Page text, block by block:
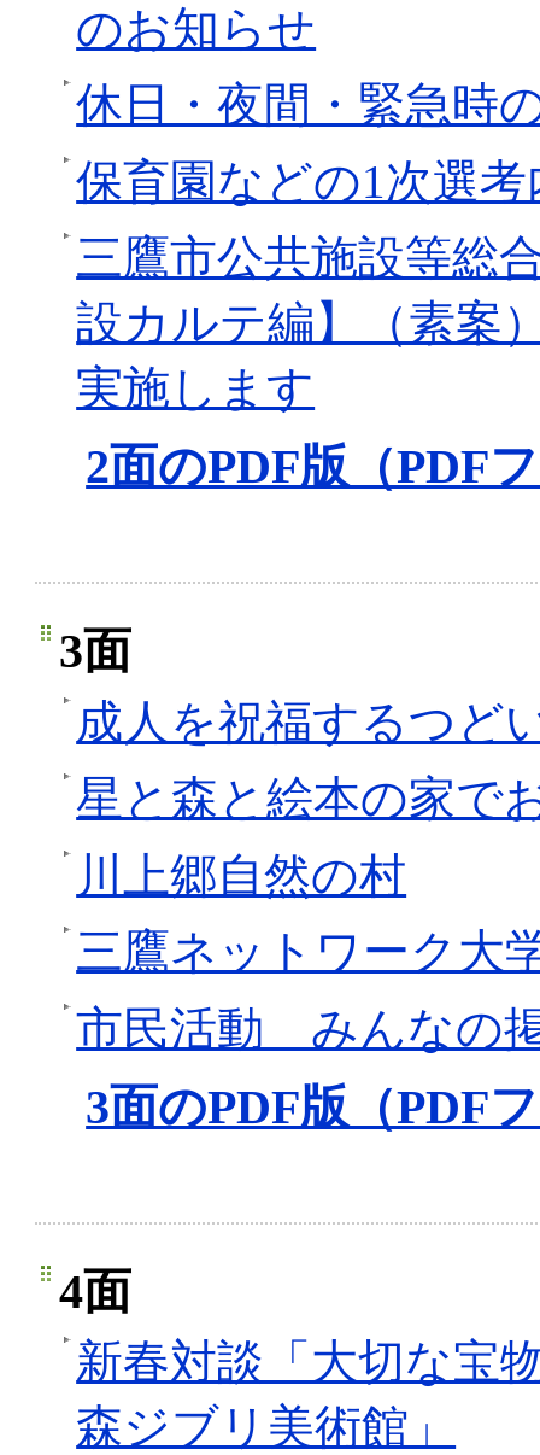
のお知らせ
休日・夜間・緊急時
保育園などの1次選
三鷹市公共施設等総
設カルテ編】（素案
実施します
2面のPDF版（PDF
3面
成人を祝福するつど
星と森と絵本の家で
川上郷自然の村
三鷹ネットワーク大
市民活動 みんなの
3面のPDF版（PDF
4面
新春対談「大切な宝
森ジブリ美術館」